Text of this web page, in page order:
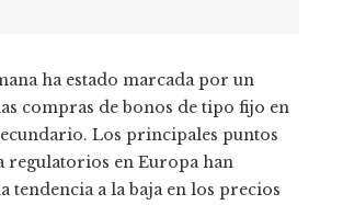
ha estado marcada por un
compras de bonos de tipo fijo en
Los principales puntos
regulatorios en Europa han
tendencia a la baja en los precios